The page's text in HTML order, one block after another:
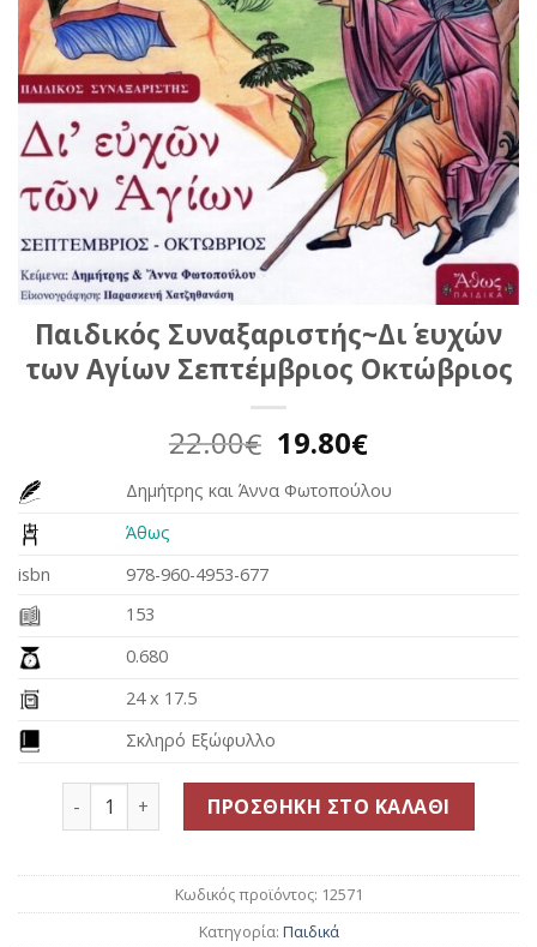
Παιδικός Συναξαριστής~Δι΄ ευχών
των Αγίων Σεπτέμβριος Οκτώβριος
22.00€ Original
was:
19.80€Η
τιμή
Δημήτρης και Άννα Φωτοπούλου
Άθως
isbn
978-960-4953-677
153
0.680
24 x 17.5
Σκληρό Εξώφυλλο
Παιδικός Συναξαριστής~Δι΄ ευχών των Αγίων
ΠΡΟΣΘΉΚΗ ΣΤΟ ΚΑΛΆΘΙ
Κωδικός προϊόντος: 12571
Κατηγορία: Παιδικά